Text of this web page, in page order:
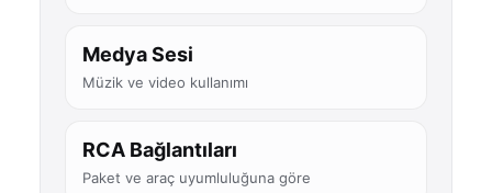
Medya Sesi
Müzik ve video kullanımı
RCA Bağlantıları
Paket ve araç uyumluluğuna göre